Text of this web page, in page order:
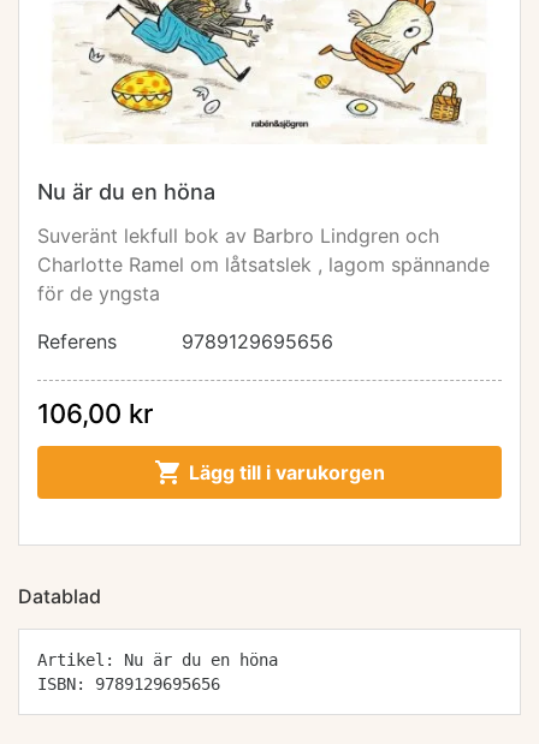
Nu är du en höna
Suveränt lekfull bok av Barbro Lindgren och
Charlotte Ramel om låtsatslek , lagom spännande
för de yngsta
Referens
9789129695656
106,00 kr
 Lägg till i varukorgen
Datablad
Artikel: Nu är du en höna
ISBN: 9789129695656